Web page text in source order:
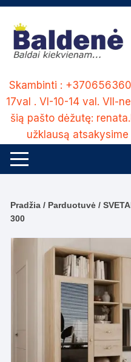
Skip
content
Skambinti :
17val . VI-10-14 val. VII-
šią pašto dėžutę:
užklausą
Pradžia / Parduotuvė /
300